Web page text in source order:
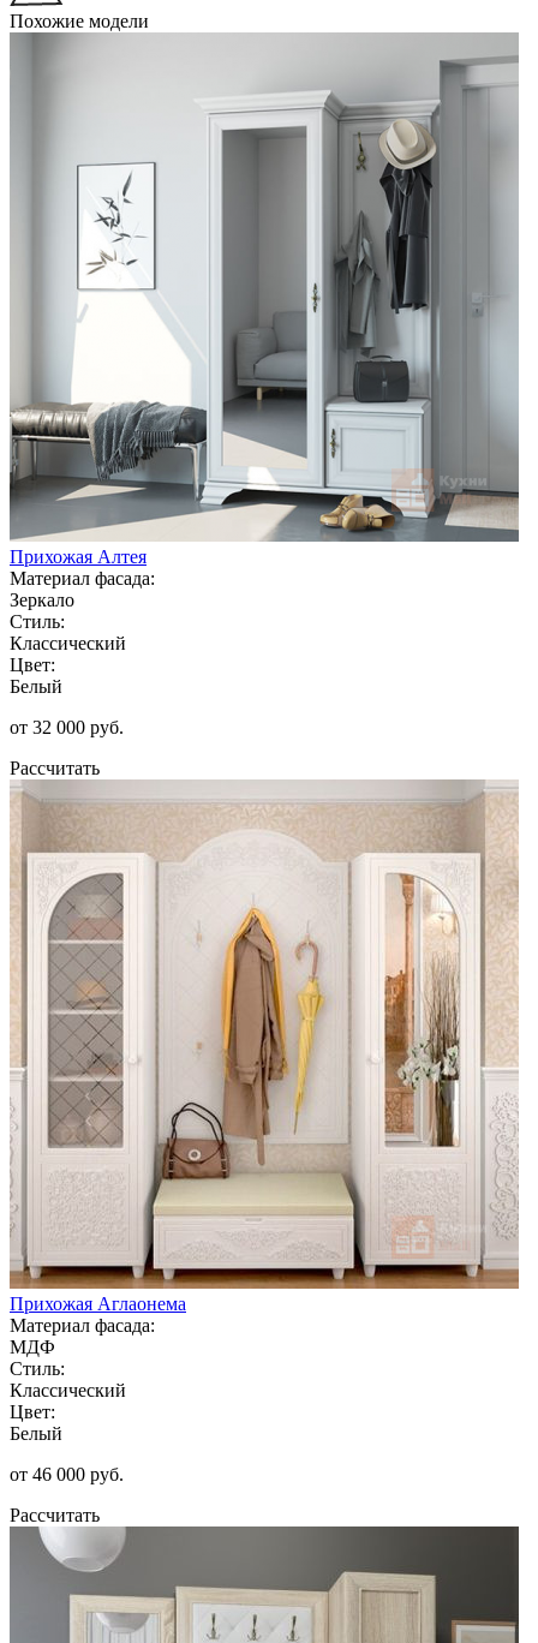
Похожие модели
Прихожая Алтея
Материал фасада:
Зеркало
Стиль:
Классический
Цвет:
Белый
от 32 000 руб.
Рассчитать
Прихожая Аглаонема
Материал фасада:
МДФ
Стиль:
Классический
Цвет:
Белый
от 46 000 руб.
Рассчитать